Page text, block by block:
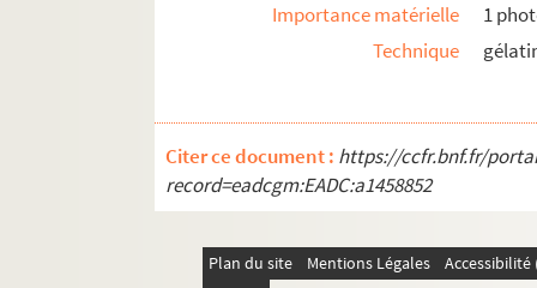
Importance matérielle
1
Technique
Citer ce document : https://ccfr.bnf.fr/
record=eadcgm:EADC:a1458852
Plan du site Mentions Légales